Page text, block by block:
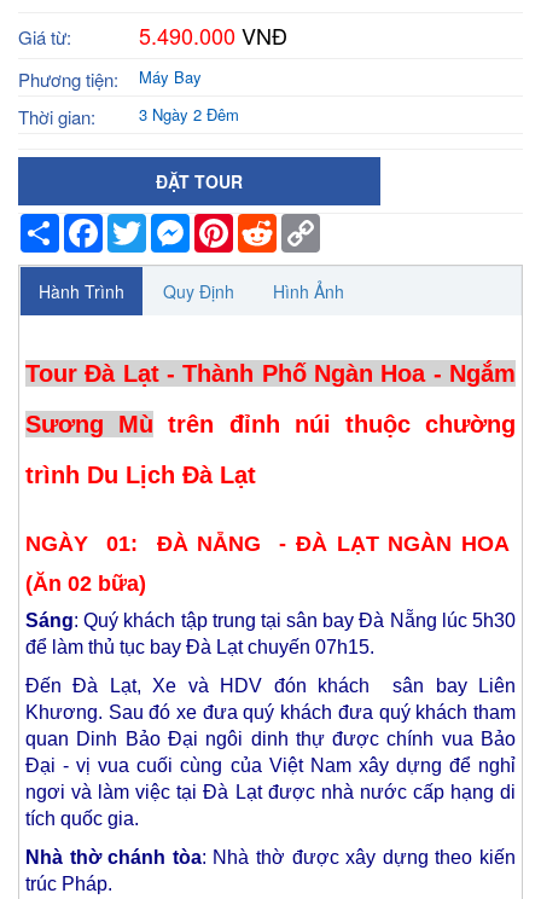
Giá từ: 5.490.000VNĐ
Phương tiện: Máy Bay
Thời gian: 3 Ngày 2 Đêm
ĐẶT TOUR
Share Facebook
TwitterMessengerPinterestReddit
Hành Trình
Quy Định Hình Ảnh
Tour Đà Lạt - Thành Phố Ngàn Hoa - Ngắm
Sương Mù trên đỉnh núi thuộc chường
trình Du Lịch Đà Lạt
NGÀY 01: ĐÀ NẴNG - ĐÀ LẠT NGÀN HOA
(Ăn 02 bữa)
Sáng: Quý khách tập trung tại sân bay Đà Nẵng lúc 5h30
để làm thủ tục bay Đà Lạt chuyến 07h15.
Đến Đà Lạt, Xe và HDV đón khách sân bay Liên
Khương. Sau đó xe đưa quý khách đưa quý khách tham
quan Dinh Bảo Đại ngôi dinh thự được chính vua Bảo
Đại - vị vua cuối cùng của Việt Nam xây dựng để nghỉ
ngơi và làm việc tại Đà Lạt được nhà nước cấp hạng di
tích quốc gia.
Nhà thờ chánh tòa: Nhà thờ được xây dựng theo kiến
trúc Pháp.